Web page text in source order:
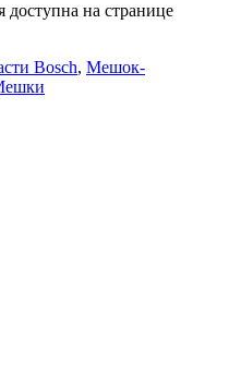
на странице
Bosch, Мешок-